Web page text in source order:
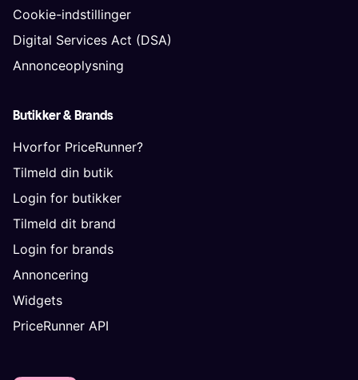
Cookie-indstillinger
Digital Services Act (DSA)
Annonceoplysning
Butikker & Brands
Hvorfor PriceRunner?
Tilmeld din butik
Login for butikker
Tilmeld dit brand
Login for brands
Annoncering
Widgets
PriceRunner API